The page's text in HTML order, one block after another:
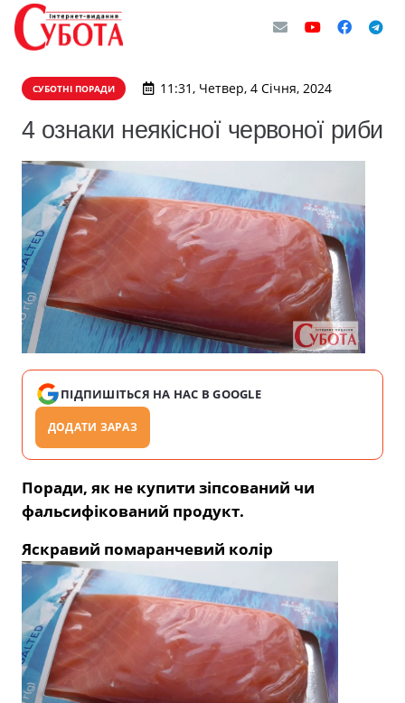
СУБОТНІ ПОРАДИ 11:31, Четвер, 4 Січня, 2024
4 ознаки неякісної червоної риби
ПІДПИШІТЬСЯ НА НАС В GOOGLE
ДОДАТИ ЗАРАЗ
Поради, як не купити зіпсований чи
фальсифікований продукт.
Яскравий помаранчевий колір